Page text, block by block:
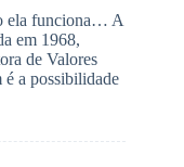
ela funciona… A
em 1968,
de Valores
é a possibilidade